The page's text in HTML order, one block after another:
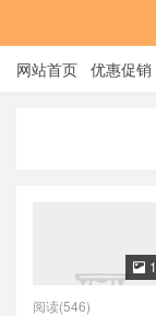
网站首页 优惠促销
 1
阅读(546)